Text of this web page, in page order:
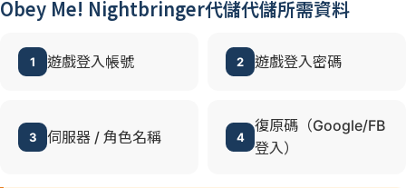
Obey Me! Nightbringer代儲代儲所需資料
1 遊戲登入帳號 2 遊戲登入密碼
3 伺服器 / 角色名稱 4
復原碼（Google/FB
登入）